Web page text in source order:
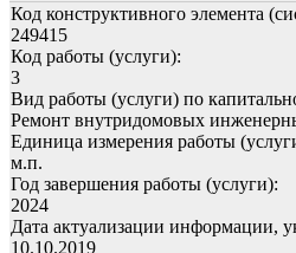
Код конструктивного элемента
249415
Код работы (услуги):
3
Вид работы (услуги) по
Ремонт внутридомовых
Единица измерения работы
м.п.
Год завершения работы (услуги):
2024
Дата актуализации информации,
10.10.2019